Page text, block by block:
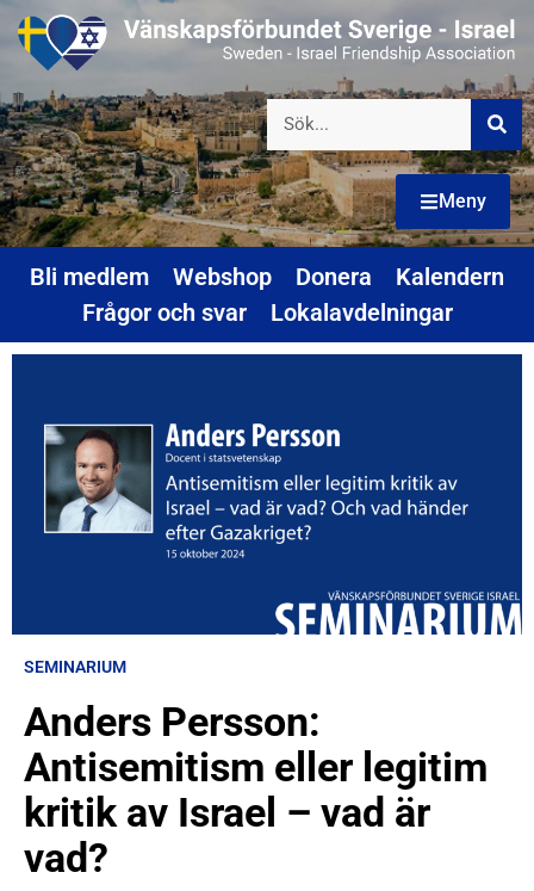
Meny
Bli medlem Webshop Donera
Kalendern
Frågor och svar
Lokalavdelningar
SEMINARIUM
Anders Persson:
Antisemitism eller legitim
kritik av Israel – vad är
vad?